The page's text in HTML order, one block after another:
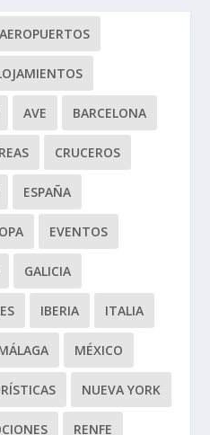
AEROPUERTOS
AVE BARCELONA
CRUCEROS
ESPAÑA
EVENTOS
GALICIA
IBERIA ITALIA
MÉXICO
NUEVA YORK
RENFE